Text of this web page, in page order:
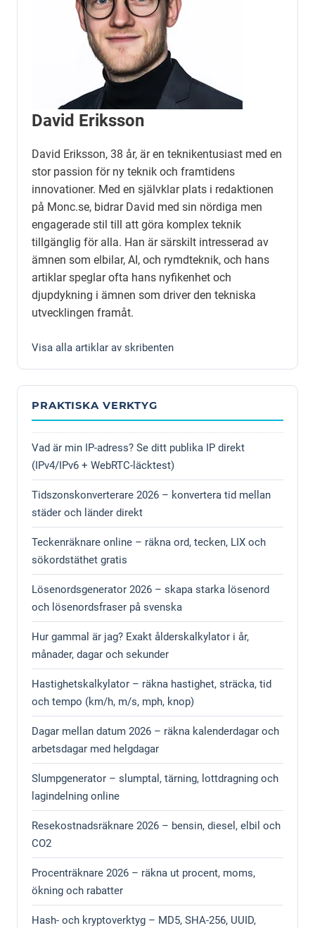
David Eriksson
David Eriksson, 38 år, är en teknikentusiast med en
stor passion för ny teknik och framtidens
innovationer. Med en självklar plats i redaktionen
på Monc.se, bidrar David med sin nördiga men
engagerade stil till att göra komplex teknik
tillgänglig för alla. Han är särskilt intresserad av
ämnen som elbilar, AI, och rymdteknik, och hans
artiklar speglar ofta hans nyfikenhet och
djupdykning i ämnen som driver den tekniska
utvecklingen framåt.
Visa alla artiklar av skribenten
PRAKTISKA VERKTYG
Vad är min IP-adress? Se ditt publika IP direkt
(IPv4/IPv6 + WebRTC-läcktest)
Tidszonskonverterare 2026 – konvertera tid mellan
städer och länder direkt
Teckenräknare online – räkna ord, tecken, LIX och
sökordstäthet gratis
Lösenordsgenerator 2026 – skapa starka lösenord
och lösenordsfraser på svenska
Hur gammal är jag? Exakt ålderskalkylator i år,
månader, dagar och sekunder
Hastighetskalkylator – räkna hastighet, sträcka, tid
och tempo (km/h, m/s, mph, knop)
Dagar mellan datum 2026 – räkna kalenderdagar och
arbetsdagar med helgdagar
Slumpgenerator – slumptal, tärning, lottdragning och
lagindelning online
Resekostnadsräknare 2026 – bensin, diesel, elbil och
CO2
Procenträknare 2026 – räkna ut procent, moms,
ökning och rabatter
Hash- och kryptoverktyg – MD5, SHA-256, UUID,